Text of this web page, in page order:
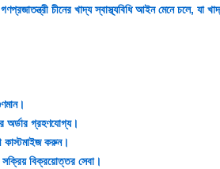
চীনের খাদ্য স্বাস্থ্যবিধি আইন মেনে চলে, যা খাদ্য
অর্ডার গ্রহণযোগ্য।
কাস্টমাইজ করুন।
সক্রিয় বিক্রয়োত্তর সেবা।